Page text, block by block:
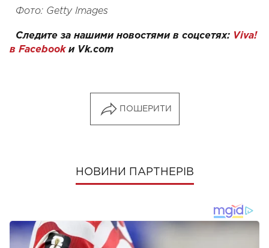
Фото: Getty Images
Следите за нашими новостями в соцсетях: Viva!
в Facebookи Vk.com
ПОШЕРИТИ
НОВИНИ ПАРТНЕРІВ